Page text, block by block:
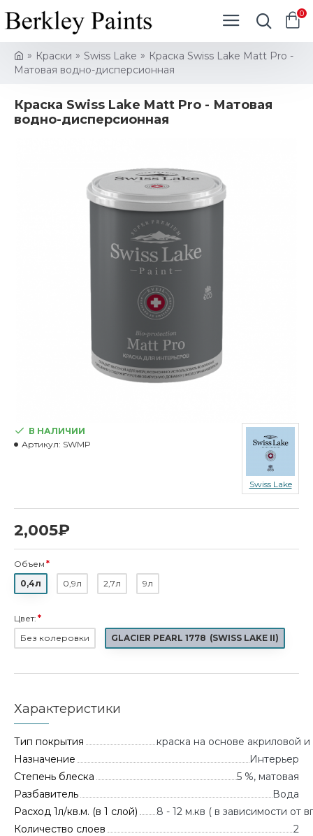
0
Краски Swiss Lake
Краска Swiss Lake Matt Pro -
Матовая водно-дисперсионная
Краска Swiss Lake Matt Pro - Матовая
водно-дисперсионная
2,005₽
В НАЛИЧИИ
Артикул: SWMP
Swiss Lake
Объем
0,4л
0,9л 2,7л 9л
Цвет:
Без колеровки
GLACIER PEARL 1778 (SWISS LAKE II)
Характеристики
Тип покрытия
краска на основе акриловой
Назначение
Интерьер
Степень блеска
5 %, матовая
Разбавитель
Вода
Расход 1л/кв.м. (в 1 слой)
8 - 12 м.кв ( в зависимости от
Количество слоев
2